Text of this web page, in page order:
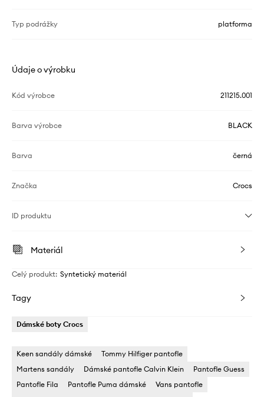
Typ podrážky platforma
Údaje o výrobku
Kód výrobce 211215.001
Barva výrobce BLACK
Barva černá
Značka Crocs
ID produktu
Materiál
Celý produkt: Syntetický materiál
Tagy
Dámské boty Crocs
Keen sandály dámské
Tommy Hilfiger pantofle
Martens sandály
Dámské pantofle Calvin Klein
Pantofle Guess
Pantofle Fila
Pantofle Puma dámské
Vans pantofle